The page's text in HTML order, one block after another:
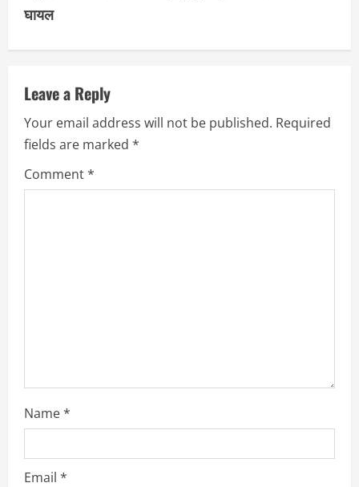
i
n
e
R
e
घायल
Leave a Reply
Your email address will not be published. Required
fields are marked *
Comment*
Name*
Email *